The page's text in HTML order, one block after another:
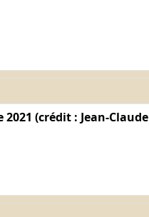
(crédit : Jean-Claude